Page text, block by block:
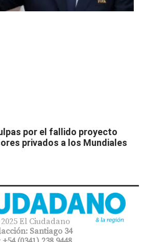
por el fallido proyecto
privados a los Mundiales
El Ciudadano
Santiago 34